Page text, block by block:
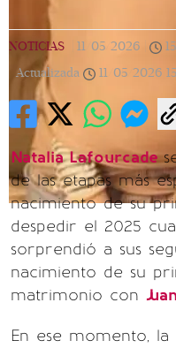
NOTICIAS 11/05/2026
Actualizada
11/05/2026
Natalia Lafourcade
de las etapas más
nacimiento de su
despedir el 2025
sorprendió a sus
nacimiento de su
matrimonio con
En ese momento,